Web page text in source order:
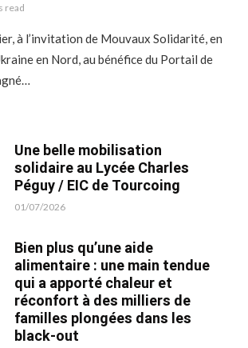
read
à l’invitation de Mouvaux Solidarité, en
en Nord, au bénéfice du Portail de
Une belle mobilisation
solidaire au Lycée Charles
Péguy / EIC de Tourcoing
01/07/2026
Bien plus qu’une aide
alimentaire : une main tendue
qui a apporté chaleur et
réconfort à des milliers de
familles plongées dans les
black-out